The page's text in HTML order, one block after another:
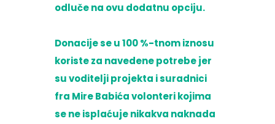
odluče na ovu dodatnu opciju.
Donacije se u 100 %-tnom iznosu
koriste za navedene potrebe jer
su voditelji projekta i suradnici
fra Mire Babića volonteri kojima
se ne isplaćuje nikakva naknada